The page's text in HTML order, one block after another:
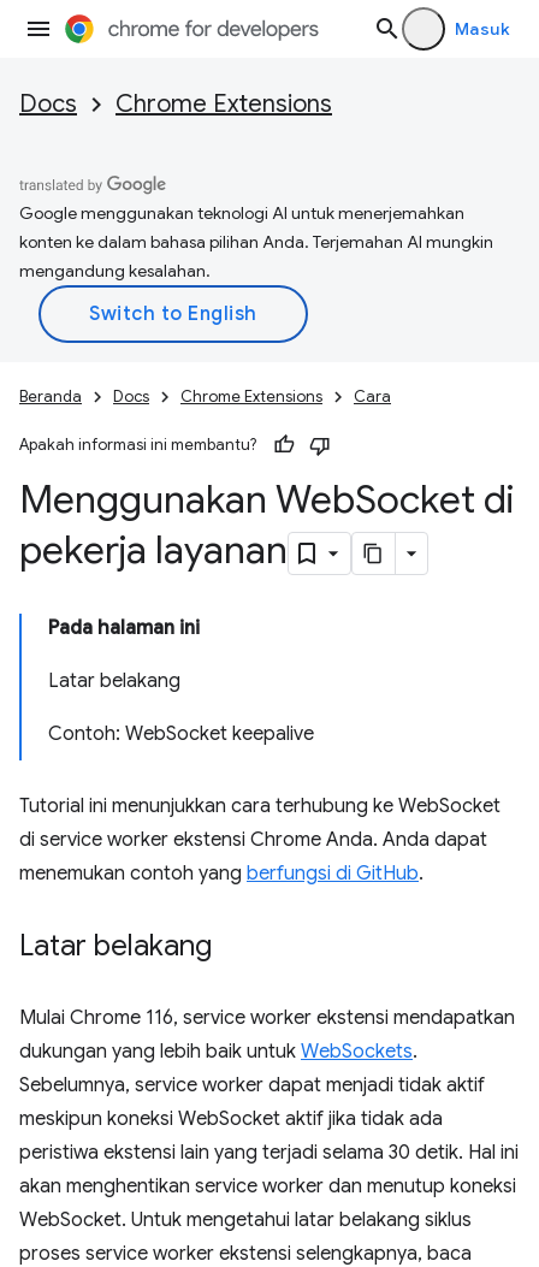
Masuk
Docs Chrome Extensions
Google menggunakan teknologi AI untuk menerjemahkan
konten ke dalam bahasa pilihan Anda. Terjemahan AI mungkin
mengandung kesalahan.
Beranda Docs Chrome Extensions Cara
Apakah informasi ini membantu?
Menggunakan WebSocket di
pekerja layanan
Pada halaman ini
Latar belakang
Contoh: WebSocket keepalive
Tutorial ini menunjukkan cara terhubung ke WebSocket
di service worker ekstensi Chrome Anda. Anda dapat
menemukan contoh yang berfungsi di GitHub.
Latar belakang
Mulai Chrome 116, service worker ekstensi mendapatkan
dukungan yang lebih baik untuk WebSockets.
Sebelumnya, service worker dapat menjadi tidak aktif
meskipun koneksi WebSocket aktif jika tidak ada
peristiwa ekstensi lain yang terjadi selama 30 detik. Hal ini
akan menghentikan service worker dan menutup koneksi
WebSocket. Untuk mengetahui latar belakang siklus
proses service worker ekstensi selengkapnya, baca